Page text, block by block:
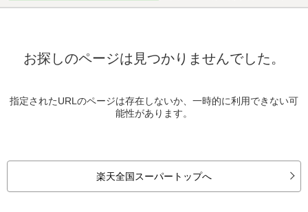
お探しのページは見つかりませんでした。
指定されたURLのページは存在しないか、一時的に利用できない可
能性があります。
楽天全国スーパートップへ